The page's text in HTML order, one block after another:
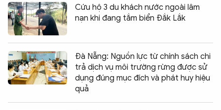
Cứu hộ 3 du khách nước ngoài lâm
nạn khi đang tắm biển Đắk Lắk
Đà Nẵng: Nguồn lực từ chính sách chi
trả dịch vụ môi trường rừng được sử
dụng đúng mục đích và phát huy hiệu
quả